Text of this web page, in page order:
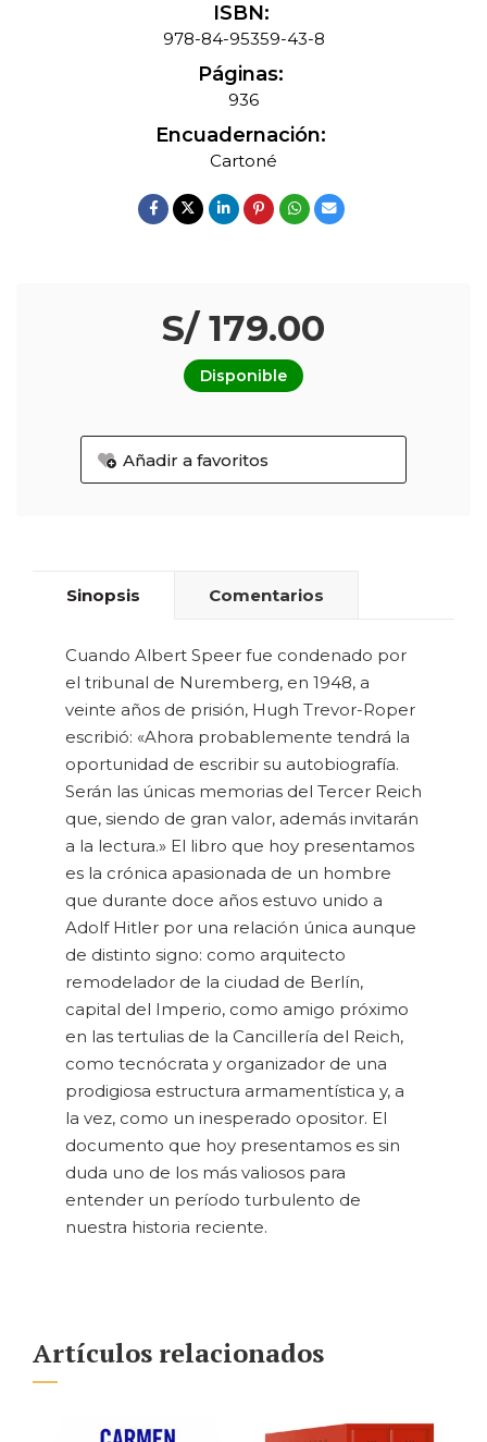
ISBN:
978-84-95359-43-8
Páginas:
936
Encuadernación:
Cartoné
S/ 179.00
Disponible
Añadir a favoritos
Sinopsis Comentarios
Cuando Albert Speer fue condenado por
el tribunal de Nuremberg, en 1948, a
veinte años de prisión, Hugh Trevor-Roper
escribió: «Ahora probablemente tendrá la
oportunidad de escribir su autobiografía.
Serán las únicas memorias del Tercer Reich
que, siendo de gran valor, además invitarán
a la lectura.» El libro que hoy presentamos
es la crónica apasionada de un hombre
que durante doce años estuvo unido a
Adolf Hitler por una relación única aunque
de distinto signo: como arquitecto
remodelador de la ciudad de Berlín,
capital del Imperio, como amigo próximo
en las tertulias de la Cancillería del Reich,
como tecnócrata y organizador de una
prodigiosa estructura armamentística y, a
la vez, como un inesperado opositor. El
documento que hoy presentamos es sin
duda uno de los más valiosos para
entender un período turbulento de
nuestra historia reciente.
Artículos relacionados